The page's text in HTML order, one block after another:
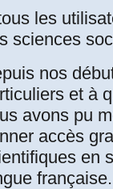
les
sciences
nos
et à
avons pu
accès
en
française.